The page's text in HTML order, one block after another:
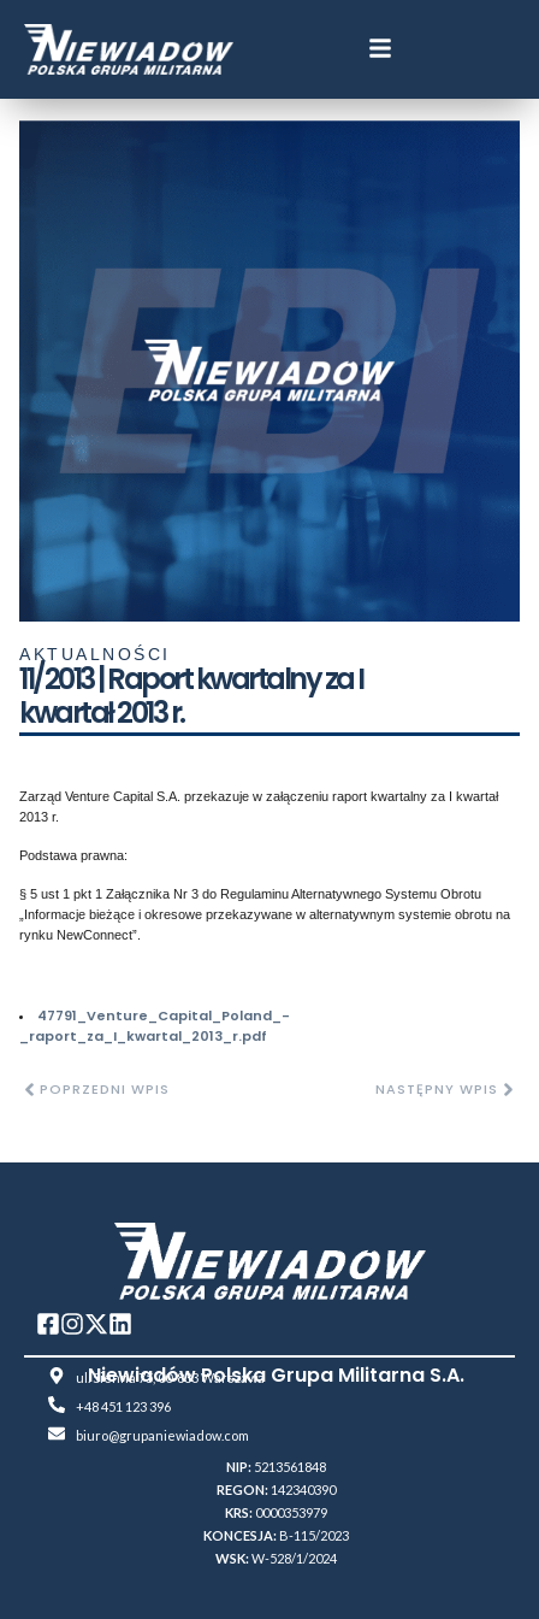
AKTUALNOŚCI
11/2013 | Raport kwartalny za I
kwartał 2013 r.
Zarząd Venture Capital S.A. przekazuje w załączeniu raport kwartalny za I kwartał
2013 r.
Podstawa prawna:
§ 5 ust 1 pkt 1 Załącznika Nr 3 do Regulaminu Alternatywnego Systemu Obrotu
„Informacje bieżące i okresowe przekazywane w alternatywnym systemie obrotu na
rynku NewConnect”.
47791_Venture_Capital_Poland_-
_raport_za_I_kwartal_2013_r.pdf
POPRZEDNI WPIS NASTĘPNY WPIS
Niewiadów Polska Grupa Militarna S.A.
ul. Sienna 75, 00-833 Warszawa
+48 451 123 396
biuro@grupaniewiadow.com
NIP:5213561848
REGON:142340390
KRS:0000353979
KONCESJA:B-115/2023
WSK:W-528/1/2024